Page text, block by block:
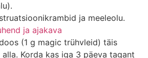
ja meeleolu.
ja ajakava
(1 g magic trühvleid) täis
Korda kas iga 3 päeva tagant